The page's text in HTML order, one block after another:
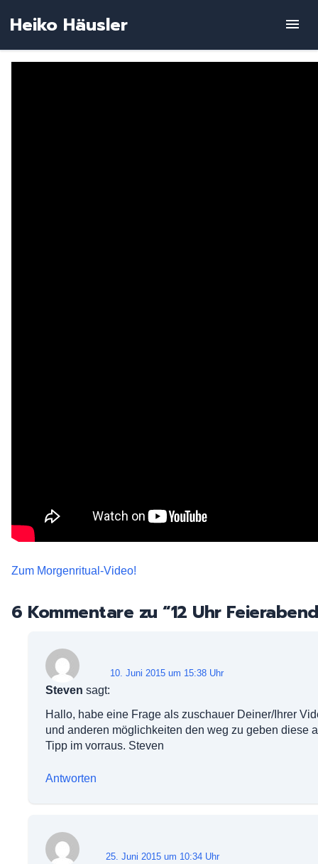
Inhalt
Heiko Häusler
Zum Morgenritual-Video!
6 Kommentare zu “12 Uhr
Steven sagt:
10. Juni 2015 um 15:38 Uhr
Hallo, habe eine Frage als zuschauer Deiner/Ihrer
und anderen möglichkeiten den weg zu geben diese
Tipp im vorraus. Steven
Antworten
25. Juni 2015 um 10:34 Uhr